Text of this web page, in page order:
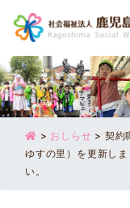
> おしらせ > 契約
ゆすの里）を更新し
い。